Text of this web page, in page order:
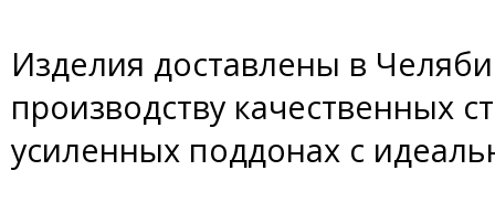
Изделия доставлены в
производству качественных
усиленных поддонах с